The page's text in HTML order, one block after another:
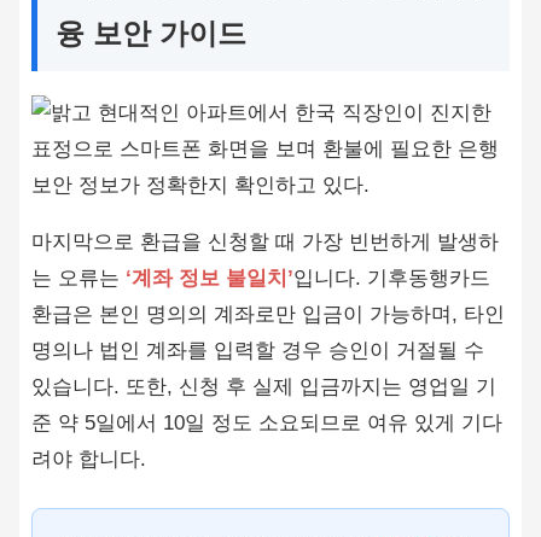
융 보안 가이드
마지막으로 환급을 신청할 때 가장 빈번하게 발생하
는 오류는 ‘계좌 정보 불일치’입니다. 기후동행카드
환급은 본인 명의의 계좌로만 입금이 가능하며, 타인
명의나 법인 계좌를 입력할 경우 승인이 거절될 수
있습니다. 또한, 신청 후 실제 입금까지는 영업일 기
준 약 5일에서 10일 정도 소요되므로 여유 있게 기다
려야 합니다.